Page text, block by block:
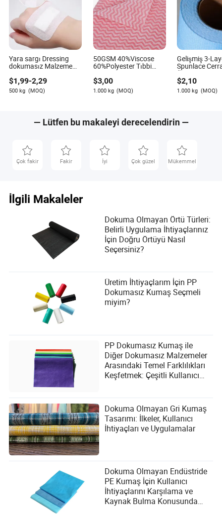
Yara sargı Dressing
dokumasız Malzeme
Plaster
$1,99-2,29
500 kg (MOQ)
50GSM 40%Viscose
60%Polyester Tıbbi
Spunlace Nonwoven
Dalga
$3,00
1.000 kg (MOQ)
Gelişmiş 3-
Spunlace
Örtüler ve
Paketleri
Malzemeleri
Malzemeleri
$2,10
1.000 kg (MOQ)
— Lütfen bu makaleyi derecelendirin —
Çok fakir Fakir İyi Çok güzel Mükemmel
İlgili Makaleler
Dokuma Olmayan Örtü Türleri:
Belirli Uygulama İhtiyaçlarınız
İçin Doğru Örtüyü Nasıl
Seçersiniz?
Üretim İhtiyaçlarım İçin PP
Dokumasız Kumaş Seçmeli
miyim?
PP Dokumasız Kumaş ile
Diğer Dokumasız Malzemeler
Arasındaki Temel Farklılıkları
Keşfetmek: Çeşitli Kullanıcı
Dokuma Olmayan Gri Kumaş
Tasarımı: İlkeler, Kullanıcı
İhtiyaçları ve Uygulamalar
Dokuma Olmayan Endüstride
PE Kumaş İçin Kullanıcı
İhtiyaçlarını Karşılama ve
Kaynak Bulma Konusunda